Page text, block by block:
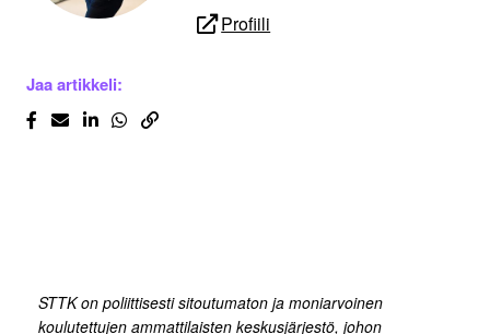
Profiili
Jaa artikkeli:
STTK on poliittisesti sitoutumaton ja moniarvoinen
koulutettujen ammattilaisten keskusjärjestö, johon